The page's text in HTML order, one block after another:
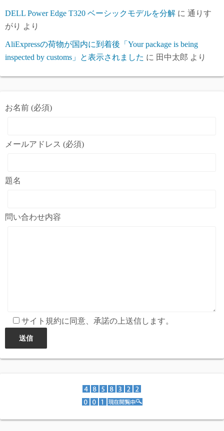
DELL Power Edge T320 ベーシックモデルを分解 に 通りす
がり より
AliExpressの荷物が国内に到着後「Your package is being
inspected by customs」と表示されました に 田中太郎 より
お名前 (必須)
メールアドレス (必須)
題名
問い合わせ内容
サイト規約に同意、承諾の上送信します。